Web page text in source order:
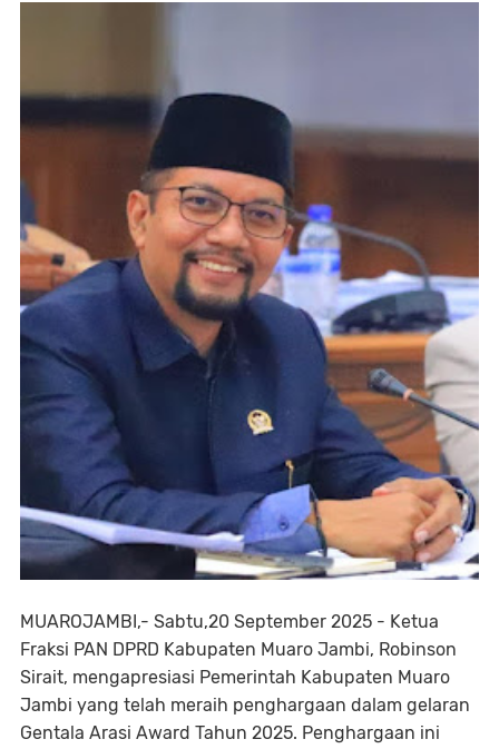
MUAROJAMBI,- Sabtu,20 September 2025 - Ketua
Fraksi PAN DPRD Kabupaten Muaro Jambi, Robinson
Sirait, mengapresiasi Pemerintah Kabupaten Muaro
Jambi yang telah meraih penghargaan dalam gelaran
Gentala Arasi Award Tahun 2025. Penghargaan ini